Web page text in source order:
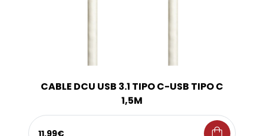
CABLE DCU USB 3.1 TIPO C-USB TIPO C
1,5M
11,99€